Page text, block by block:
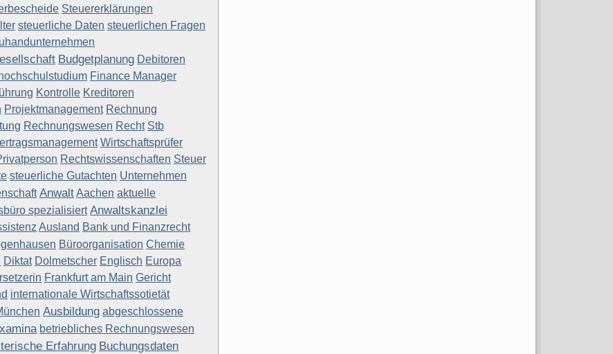
Steuererklärungen
steuerliche Daten steuerlichen Fragen
Budgetplanung Debitoren
Finance Manager
Kontrolle Kreditoren
Projektmanagement Rechnung
Rechnungswesen Recht Stb
Wirtschaftsprüfer
Rechtswissenschaften Steuer
steuerliche Gutachten Unternehmen
AnwaltAachen aktuelle
spezialisiert Anwaltskanzlei
Ausland Bank und Finanzrecht
Büroorganisation Chemie
Diktat Dolmetscher Englisch Europa
Frankfurt am Main Gericht
internationale Wirtschaftssotietät
Ausbildung abgeschlossene
betriebliches Rechnungswesen
Erfahrung Buchungsdaten